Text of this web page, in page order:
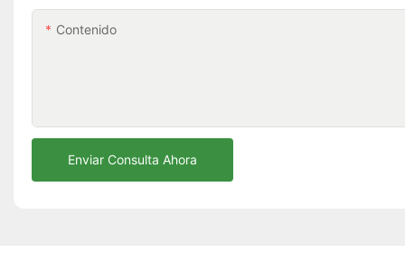
Contenido
Enviar Consulta Ahora